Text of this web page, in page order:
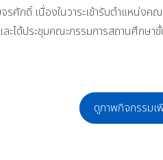
รศักดิ์ เนื่องในวาระเข้ารับตำแหน่
ได้ประชุมคณะกรรมการสถานศึก
ดูภาพกิจกรรมเ